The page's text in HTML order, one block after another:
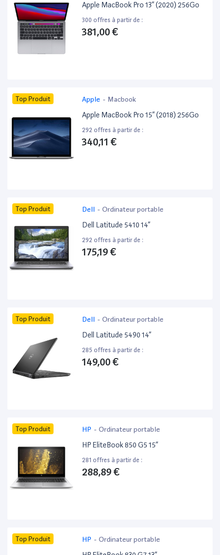
Apple MacBook Pro 13” (2020) 256Go
300 offres à partir de :
381,00 €
Top Produit Apple - Macbook
Apple MacBook Pro 15” (2018) 256Go
292 offres à partir de :
340,11 €
Top Produit Dell - Ordinateur portable
Dell Latitude 5410 14”
292 offres à partir de :
175,19 €
Top Produit Dell - Ordinateur portable
Dell Latitude 5490 14”
285 offres à partir de :
149,00 €
Top Produit HP - Ordinateur portable
HP EliteBook 850 G5 15”
281 offres à partir de :
288,89 €
Top Produit HP - Ordinateur portable